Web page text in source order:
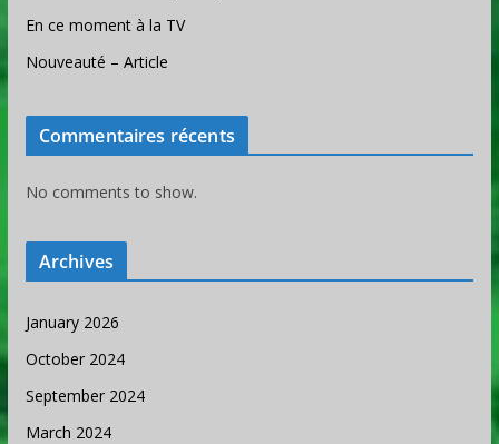
En ce moment à la TV
Nouveauté – Article
Commentaires récents
No comments to show.
Archives
January 2026
October 2024
September 2024
March 2024